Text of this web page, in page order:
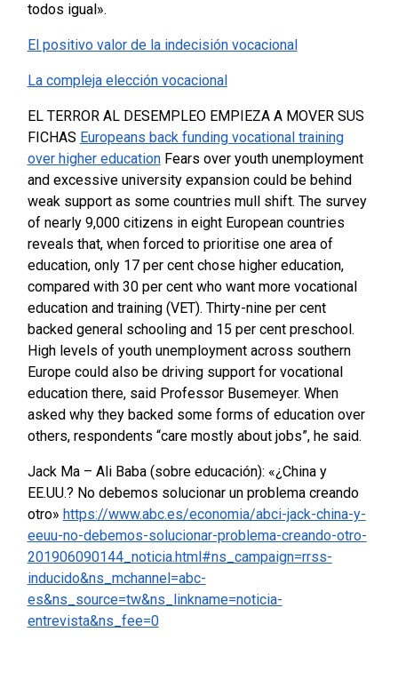
todos igual».
El positivo valor de la indecisión vocacional
La compleja elección vocacional
EL TERROR AL DESEMPLEO EMPIEZA A MOVER SUS
FICHAS Europeans back funding vocational training
over higher education Fears over youth unemployment
and excessive university expansion could be behind
weak support as some countries mull shift. The survey
of nearly 9,000 citizens in eight European countries
reveals that, when forced to prioritise one area of
education, only 17 per cent chose higher education,
compared with 30 per cent who want more vocational
education and training (VET). Thirty-nine per cent
backed general schooling and 15 per cent preschool.
High levels of youth unemployment across southern
Europe could also be driving support for vocational
education there, said Professor Busemeyer. When
asked why they backed some forms of education over
others, respondents “care mostly about jobs”, he said.
Jack Ma – Ali Baba (sobre educación): «¿China y
EE.UU.? No debemos solucionar un problema creando
otro» https://www.abc.es/economia/abci-jack-china-y-
eeuu-no-debemos-solucionar-problema-creando-otro-
201906090144_noticia.html#ns_campaign=rrss-
inducido&ns_mchannel=abc-
es&ns_source=tw&ns_linkname=noticia-
entrevista&ns_fee=0